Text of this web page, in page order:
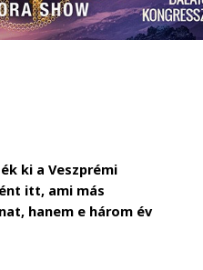
ki a Veszprémi
itt, ami más
hanem e három év